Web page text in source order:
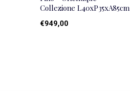
Collezione L40xP35xA85cm
€949,00